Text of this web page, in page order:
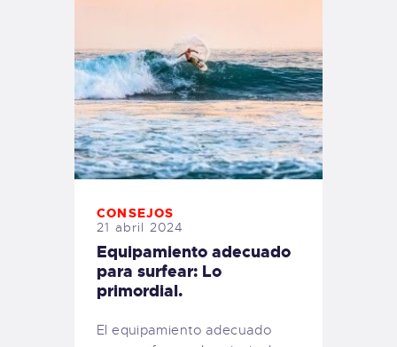
CONSEJOS
21 abril 2024
Equipamiento adecuado
para surfear: Lo
primordial.
El equipamiento adecuado